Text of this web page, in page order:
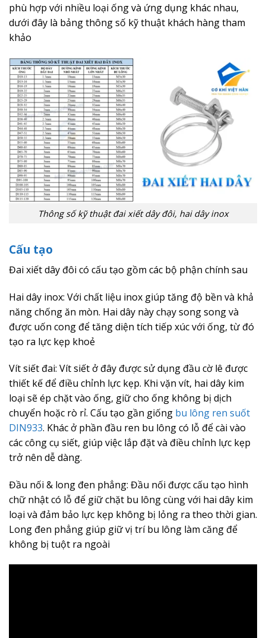
phù hợp với nhiều loại ống và ứng dụng khác nhau,
dưới đây là bảng thông số kỹ thuật khách hàng tham
khảo
Thông số kỹ thuật đai xiết dây đôi, hai dây inox
Cấu tạo
Đai xiết dây đôi có cấu tạo gồm các bộ phận chính sau
Hai dây inox: Với chất liệu inox giúp tăng độ bền và khả
năng chống ăn mòn. Hai dây này chạy song song và
được uốn cong để tăng diện tích tiếp xúc với ống, từ đó
tạo ra lực kẹp khoẻ
Vít siết đai: Vít siết ở đây được sử dụng đầu cờ lê được
thiết kế để điều chỉnh lực kẹp. Khi vặn vít, hai dây kim
loại sẽ ép chặt vào ống, giữ cho ống không bị dịch
chuyển hoặc rò rỉ. Cấu tạo gần giống bu lông ren suốt
DIN933. Khác ở phần đầu ren bu lông có lỗ để cài vào
các công cụ siết, giúp việc lắp đặt và điều chỉnh lực kẹp
trở nên dễ dàng.
Đầu nối & long đen phẳng: Đầu nối được cấu tạo hình
chữ nhật có lỗ để giữ chặt bu lông cùng với hai dây kim
loại và đảm bảo lực kẹp không bị lỏng ra theo thời gian.
Long đen phẳng giúp giữ vị trí bu lông làm căng để
không bị tuột ra ngoài